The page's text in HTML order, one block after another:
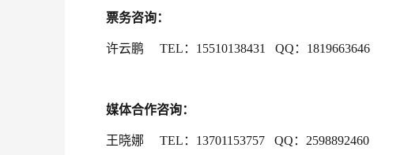
票务咨询：
许云鹏     TEL：15510138431   QQ：1819663646
媒体合作咨询：
王晓娜     TEL：13701153757   QQ：2598892460